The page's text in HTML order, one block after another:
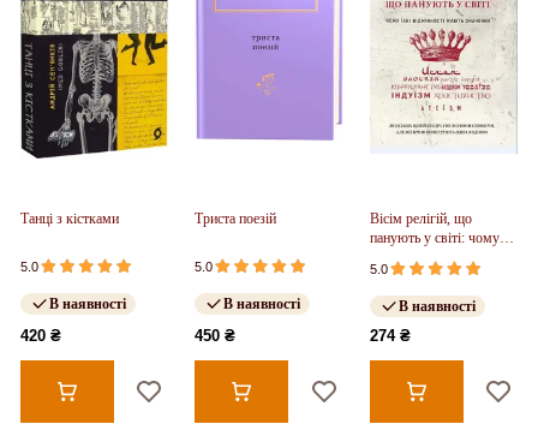
Танці з кістками
5.0
В наявності
420 ₴
Триста поезій
5.0
В наявності
450 ₴
Вісім релігій, що
панують у світі: чому
їхні відмінності мають
значення
5.0
В наявності
274 ₴